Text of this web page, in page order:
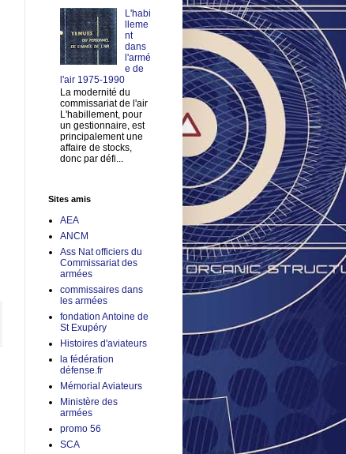
L'habi
lleme
nt
dans
l'armé
e de
l'air 1975-1990
La modernité du
commissariat de l'air
L'habillement, pour
un gestionnaire, est
principalement une
affaire de stocks,
donc par défi...
Sites amis
AEA
ANCM
Ass Nat officiers du
Commissariat des
armées
commissaires dans
les armées
fondation Antoine de
St Exupéry
Histoires d'aviateurs
la fédération
défense.fr
Mémorial Aviateurs
Ministère des
armées
promo 56
SCA